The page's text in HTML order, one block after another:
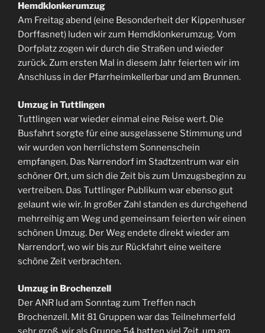
Hemdklonkerumzug
Am Freitag abend (eine Besonderheit der Kippenhuser
Dorffasnet) luden wir zum Hemdklonkerumzug. Vom
Dorfplatz zogen wir durch die Straßen und wieder
zurück. Zum ersten Mal in diesem Jahr feierten wir im
Anschluss in der Pfarrheimkellerbar und am Brunnen.
Umzug in Tuttlingen
Tuttlingen war wieder einmal eine Reise wert. Die
Busfahrt sorgte für eine ausgelassene Stimmung und
wir wurden von herrlichstem Sonnenschein
empfangen. Das Narrendorf im Stadtzentrum war ein
schöner Ort, um sich die Zeit bis zum Umzugsbeginn zu
vertreiben. Das Tuttlinger Publikum war ebenso gut
gelaunt wie wir. In großer Zahl standen es durchgehend
mehrreihig am Weg und gemeinsam feierten wir einen
schönen Umzug. Der Weg endete direkt wieder am
Narrendorf, wo wir bis zur Rückfahrt eine weitere
schöne Zeit verbrachten.
Umzug in Brochenzell
Der ANR lud am Sonntag zum Treffen nach
Brochenzell. Mit 81 Gruppen war das Teilnehmerfeld